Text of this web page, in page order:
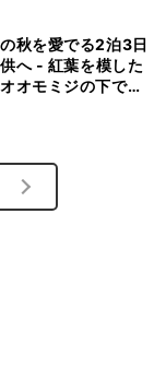
秋を愛でる2泊3日
へ - 紅葉を模した
オモミジの下でお